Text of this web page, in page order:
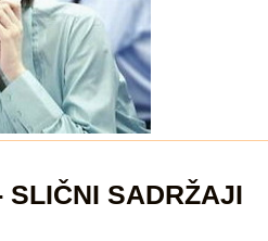
SLIČNI SADRŽAJI